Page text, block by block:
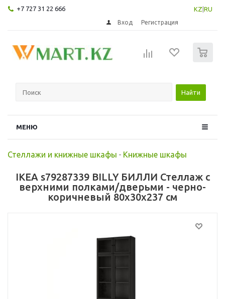
+7 727 31 22 666 KZ RU
Вход Регистрация
Найти
МЕНЮ
Стеллажи и книжные шкафы - Книжные шкафы
IKEA s79287339 BILLY БИЛЛИ Стеллаж с
верхними полками/дверьми - черно-
коричневый 80x30x237 см